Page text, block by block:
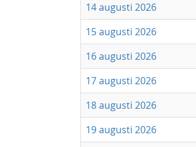
14 augusti 2026
15 augusti 2026
16 augusti 2026
17 augusti 2026
18 augusti 2026
19 augusti 2026